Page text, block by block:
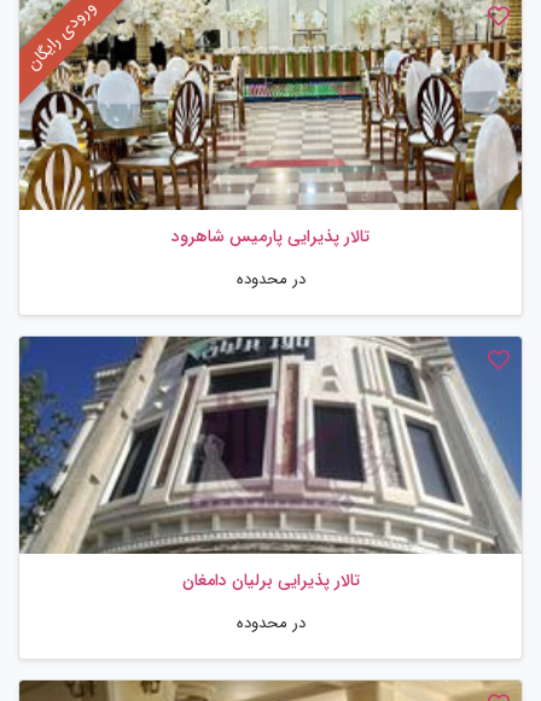
تالار پذیرایی پارمیس شاهرود
در محدوده
تالار پذیرایی برلیان دامغان
در محدوده